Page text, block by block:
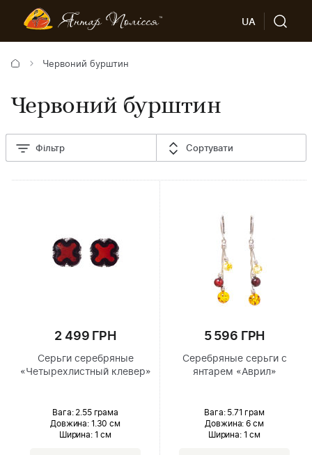
UA
Червоний бурштин
Червоний бурштин
Фільтр Сортувати
2 499 ГРН
Серьги серебряные
«Четырехлистный клевер»
Вага: 2.55 грама
Довжина: 1.30 см
Ширина: 1 см
5 596 ГРН
Серебряные серьги с
янтарем «Аврил»
Вага: 5.71 грам
Довжина: 6 см
Ширина: 1 см